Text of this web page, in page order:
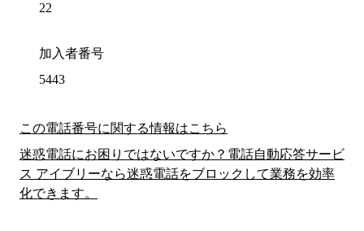
22
加入者番号
5443
この電話番号に関する情報はこちら
迷惑電話にお困りではないですか？電話自動応答サービ
ス アイブリーなら迷惑電話をブロックして業務を効率
化できます。